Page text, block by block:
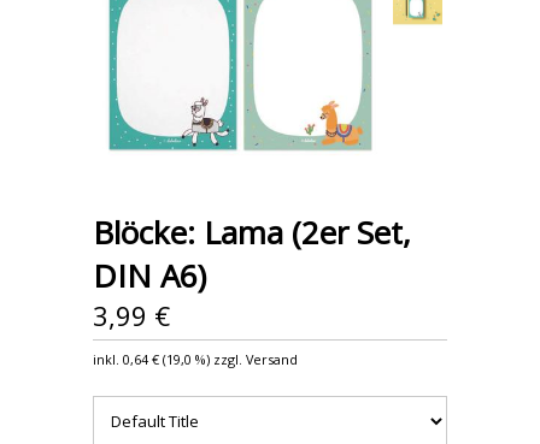
Blöcke: Lama (2er Set,
DIN A6)
3,99 €
inkl.0,64 € (19,0 %) zzgl. Versand